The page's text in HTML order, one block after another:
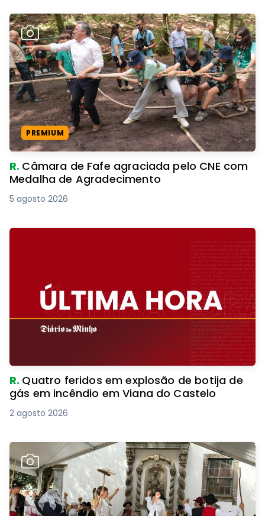
PREMIUM
R. Câmara de Fafe agraciada pelo CNE com
Medalha de Agradecimento
5 agosto 2026
R. Quatro feridos em explosão de botija de
gás em incêndio em Viana do Castelo
2 agosto 2026